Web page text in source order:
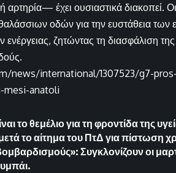
αρτηρία— έχει ουσιαστικά διακοπεί.
οδών για την ευστάθεια των
ζητώντας τη διασφάλιση
news/international/1307523/g7-
anatoli
το θεμέλιο για τη φροντίδα της
το αίτημα του ΠτΔ για πίστωση
Συγκλονίζουν οι